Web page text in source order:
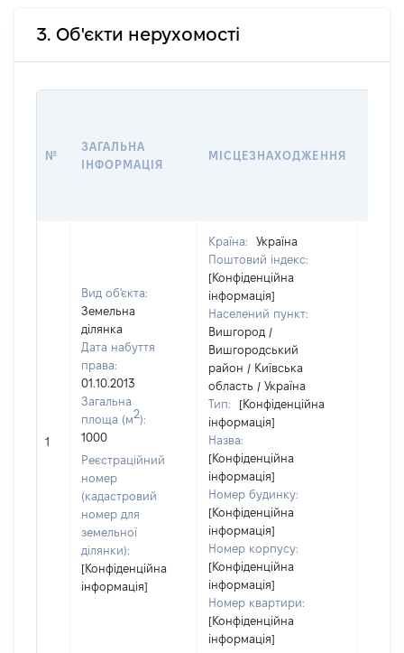
3. Об'єкти нерухомості
№
ЗАГАЛЬНА
ІНФОРМАЦІЯ
МІСЦЕЗНАХОДЖЕННЯ
1
Вид об'єкта:
Земельна
ділянка
Дата набуття
права:
01.10.2013
Загальна
площа (м2):
1000
Реєстраційний
номер
(кадастровий
номер для
земельної
ділянки):
[Конфіденційна
інформація]
Країна:
Україна
Поштовий індекс:
[Конфіденційна
інформація]
Населений пункт:
Вишгород /
Вишгородський
район / Київська
область / Україна
Тип:
[Конфіденційна
інформація]
Назва:
[Конфіденційна
інформація]
Номер будинку:
[Конфіденційна
інформація]
Номер корпусу:
[Конфіденційна
інформація]
Номер квартири:
[Конфіденційна
інформація]